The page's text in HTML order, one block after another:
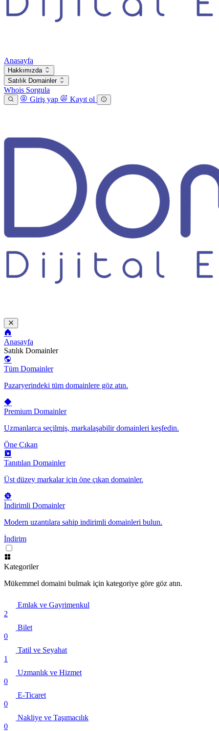
Anasayfa
Hakkımızda
Satılık Domainler
Whois Sorgula
Giriş yap
Kayıt ol
Anasayfa
Satılık Domainler
Tüm Domainler
Pazaryerindeki tüm domainlere göz atın.
Premium Domainler
Uzmanlarca seçilmiş, markalaşabilir domainleri keşfedin.
Öne Çıkan
Tanıtılan Domainler
Üst düzey markalar için öne çıkan domainler.
İndirimli Domainler
Modern uzantılara sahip indirimli domainleri bulun.
İndirim
Kategoriler
Mükemmel domaini bulmak için kategoriye göre göz atın.
Emlak ve Gayrimenkul
2
Bilet
0
Tatil ve Seyahat
1
Uzmanlık ve Hizmet
0
E-Ticaret
0
Nakliye ve Taşımacılık
0